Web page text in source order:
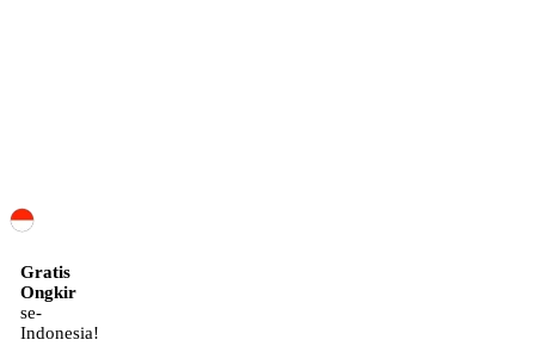
Gratis
Ongkir
se-
Indonesia!